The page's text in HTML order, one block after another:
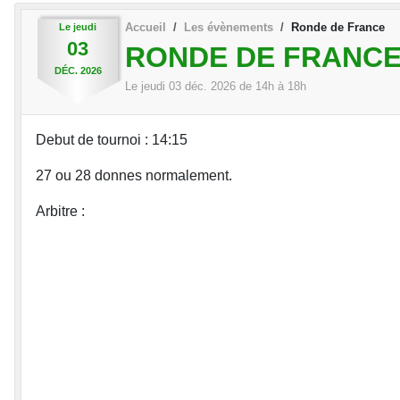
Le jeudi
03
DÉC. 2026
Accueil Les évènements Ronde de France
RONDE DE
Le jeudi 03 déc. 2026 de 14h à 18h
Debut de tournoi : 14:15
27 ou 28 donnes normalement.
Arbitre :